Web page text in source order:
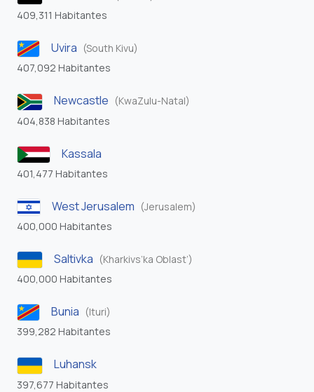
409,311 Habitantes
Uvira (South Kivu)
407,092 Habitantes
Newcastle (KwaZulu-Natal)
404,838 Habitantes
Kassala
401,477 Habitantes
West Jerusalem (Jerusalem)
400,000 Habitantes
Saltivka (Kharkivs’ka Oblast’)
400,000 Habitantes
Bunia (Ituri)
399,282 Habitantes
Luhansk
397,677 Habitantes